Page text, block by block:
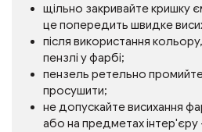
щільно закривайте кришку
це попередить швидке
після використання
пензлі у фарбі;
пензель ретельно
просушити;
не допускайте висихання
або на предметах інтер'єру